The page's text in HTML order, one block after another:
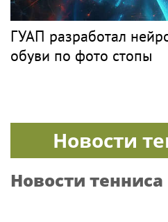
ГУАП разработал
обуви по фото стопы
Новости
Новости тенниса